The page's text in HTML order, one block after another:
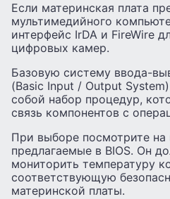
Если материнская плата
мультимедийного
интерфейс IrDA и FireWire
цифровых камер.
Базовую систему ввода-
(Basic Input / Output
собой набор процедур,
связь компонентов с
При выборе посмотрите
предлагаемые в BIOS. Он
мониторить температуру
соответствующую
материнской платы.